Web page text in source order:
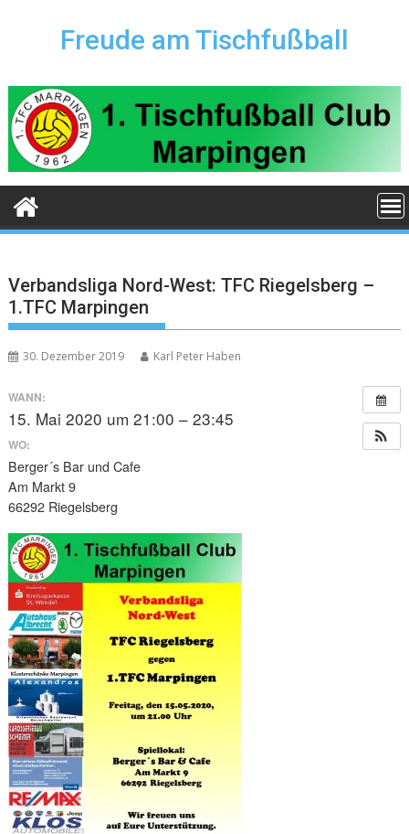
Freude am Tischfußball
Verbandsliga Nord-West: TFC Riegelsberg –
1.TFC Marpingen
30. Dezember 2019 Karl Peter Haben
WANN:
15. Mai 2020 um 21:00 – 23:45
WO:
Berger´s Bar und Cafe
Am Markt 9
66292 Riegelsberg